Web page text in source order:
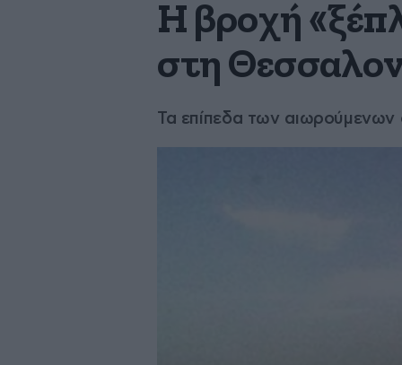
Η βροχή
στη
Τα επίπεδα των αιωρούμενων